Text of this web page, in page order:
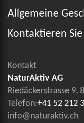
Allgemeine
Kontaktieren
Kontakt
NaturAktiv AG
Riedäckerstrasse 9,
Telefon:+41 52 212
info@naturaktiv.ch